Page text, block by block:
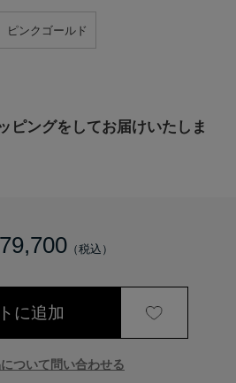
ピンクゴールド
ピングをしてお届けいたしま
ついて問い合わせる